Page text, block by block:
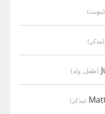
(مؤنث)
(مذكر)
(طفل, ولد)
(مذكر)